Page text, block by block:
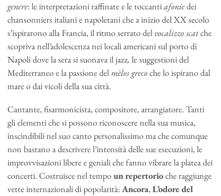
genere: le interpretazioni raffinate e le toccantiafoniedei
chansonniers italiani e napoletani che a inizio del XX secolo
s’ispirarono alla Francia, il ritmo serrato del vocalizzo scatche
scopriva nell’adolescenza nei locali americani sul porto di
Napoli dove la sera si suonava il jazz, le suggestioni del
Mediterraneo e la passione del mèlos grecoche lo ispirano dal
mare o dai vicoli della sua città.
Cantante, fisarmonicista, compositore, arrangiatore. Tanti
gli elementi che si possono riconoscere nella sua musica,
inscindibili nel suo canto personalissimo ma che comunque
non bastano a descrivere l’intensità delle sue esecuzioni, le
improvvisazioni libere e geniali che fanno vibrare la platea dei
concerti. Costruisce nel tempoun repertorioche raggiunge
vette internazionali di popolarità:Ancora,L’odore del